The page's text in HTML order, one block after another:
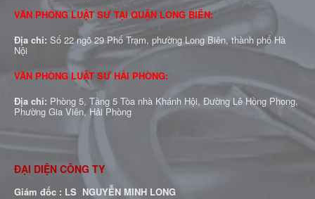
VĂN PHÒNG LUẬT SƯ TẠI QUẬN LONG BIÊN:
Địa chỉ: Số 22 ngõ 29 Phố Trạm, phường Long Biên, thành phố Hà
Nội
VĂN PHÒNG LUẬT SƯ HẢI PHÒNG:
Địa chỉ: Phòng 5, Tầng 5 Tòa nhà Khánh Hội, Đường Lê Hồng Phong,
Phường Gia Viên, Hải Phòng
ĐẠI DIỆN CÔNG TY
Giám đốc : LS NGUYỄN MINH LONG